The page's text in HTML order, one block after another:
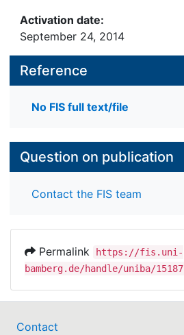
Activation date:
September 24, 2014
Reference
No FIS full text/file
Question on publication
Contact the FIS team
Permalink
https://fis.uni-
bamberg.de/handle/uniba/15187
Contact